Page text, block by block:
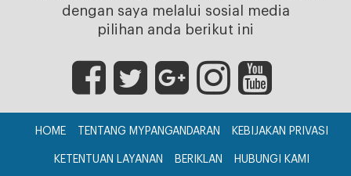
dengan saya melalui sosial media
pilihan anda berikut ini
HOME TENTANG MYPANGANDARAN KEBIJAKAN PRIVASI
KETENTUAN LAYANAN BERIKLAN HUBUNGI KAMI